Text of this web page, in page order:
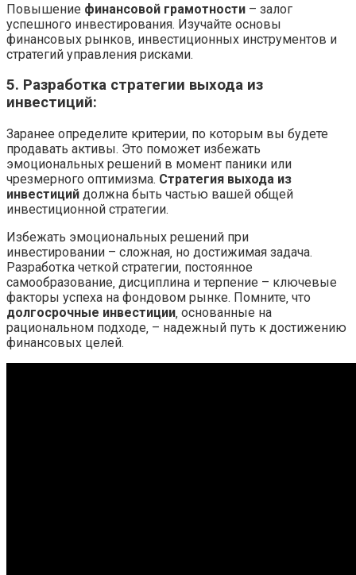
Повышение финансовой грамотности – залог
успешного инвестирования. Изучайте основы
финансовых рынков‚ инвестиционных инструментов и
стратегий управления рисками.
5. Разработка стратегии выхода из
инвестиций:
Заранее определите критерии‚ по которым вы будете
продавать активы. Это поможет избежать
эмоциональных решений в момент паники или
чрезмерного оптимизма. Стратегия выхода из
инвестиций должна быть частью вашей общей
инвестиционной стратегии.
Избежать эмоциональных решений при
инвестировании – сложная‚ но достижимая задача.
Разработка четкой стратегии‚ постоянное
самообразование‚ дисциплина и терпение – ключевые
факторы успеха на фондовом рынке. Помните‚ что
долгосрочные инвестиции‚ основанные на
рациональном подходе‚ – надежный путь к достижению
финансовых целей.